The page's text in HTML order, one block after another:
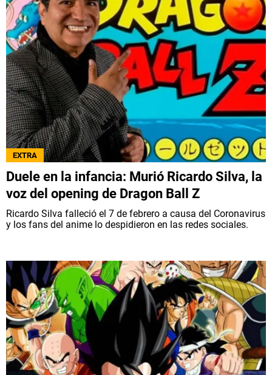
EXTRA
Duele en la infancia: Murió Ricardo Silva, la
voz del opening de Dragon Ball Z
Ricardo Silva falleció el 7 de febrero a causa del Coronavirus
y los fans del anime lo despidieron en las redes sociales.